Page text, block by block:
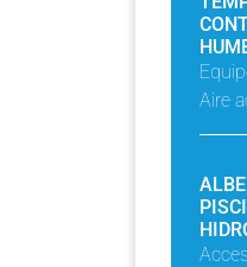
Aire